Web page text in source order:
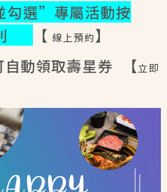
勾選”專屬活動按
【 線上預約】
動領取壽星券
【立即